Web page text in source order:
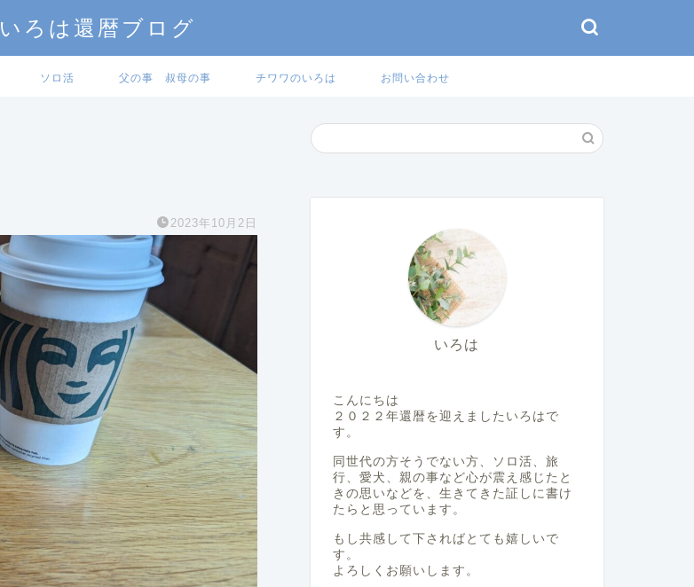
いろは還暦ブログ
ソロ活 父の事 叔母の事 チワワのいろは お問い合わせ
2023年10月2日
いろは
こんにちは
２０２２年還暦を迎えましたいろはで
す。
同世代の方そうでない方、ソロ活、旅
行、愛犬、親の事など心が震え感じたと
きの思いなどを、生きてきた証しに書け
たらと思っています。
もし共感して下さればとても嬉しいで
す。
よろしくお願いします。